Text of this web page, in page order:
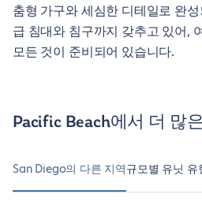
춤형 가구와 세심한 디테일로 완
급 침대와 침구까지 갖추고 있어,
모든 것이 준비되어 있습니다.
Pacific Beach에서 더 많
San Diego의 다른 지역규모별 유닛 유